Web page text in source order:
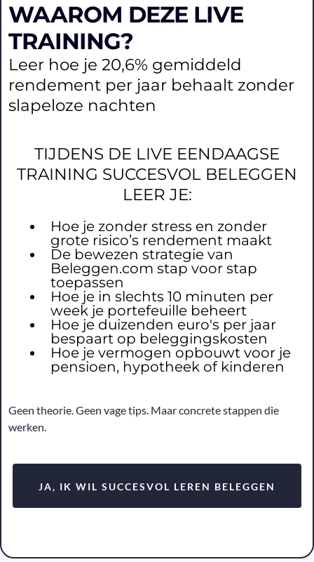
WAAROM DEZE LIVE
TRAINING?
Leer hoe je 20,6% gemiddeld
rendement per jaar behaalt zonder
slapeloze nachten
TIJDENS DE LIVE EENDAAGSE
TRAINING SUCCESVOL BELEGGEN
LEER JE:
Hoe je zonder stress en zonder
grote risico’s rendement maakt
De bewezen strategie van
Beleggen.com stap voor stap
toepassen
Hoe je in slechts 10 minuten per
week je portefeuille beheert
Hoe je duizenden euro's per jaar
bespaart op beleggingskosten
Hoe je vermogen opbouwt voor je
pensioen, hypotheek of kinderen
Geen theorie. Geen vage tips. Maar concrete stappen die
werken.
JA, IK WIL SUCCESVOL LEREN BELEGGEN